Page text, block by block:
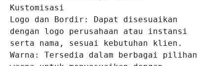
Kustomisasi
Logo dan Bordir: Dapat disesuaikan
dengan logo perusahaan atau instansi
serta nama, sesuai kebutuhan klien.
Warna: Tersedia dalam berbagai pilihan